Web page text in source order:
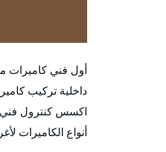
أول فني كاميرات
داخلية تركيب
اكسس كنترول فني
أنواع الكاميرات